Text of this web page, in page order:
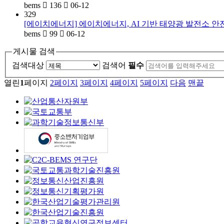
bems
136
06-12
329
[에이치에너지] 에이치에너지, AI 기반 태양광 발전소 안
bems
99 06-12
게시물 검색
검색대상
검색어 필수
열린1페이지 2페이지 3페이지 4페이지 5페이지 다음 맨끝